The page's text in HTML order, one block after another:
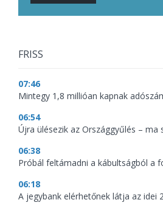
FRISS
07:46
Mintegy 1,8 millióan kapnak
06:54
Újra ülésezik az Országgyűlés –
06:38
Próbál feltámadni a kábultságból a
06:18
A jegybank elérhetőnek látja az idei